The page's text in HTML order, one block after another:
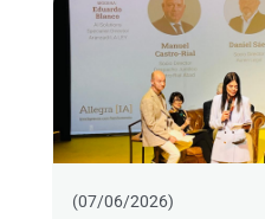
(07/06/2026)